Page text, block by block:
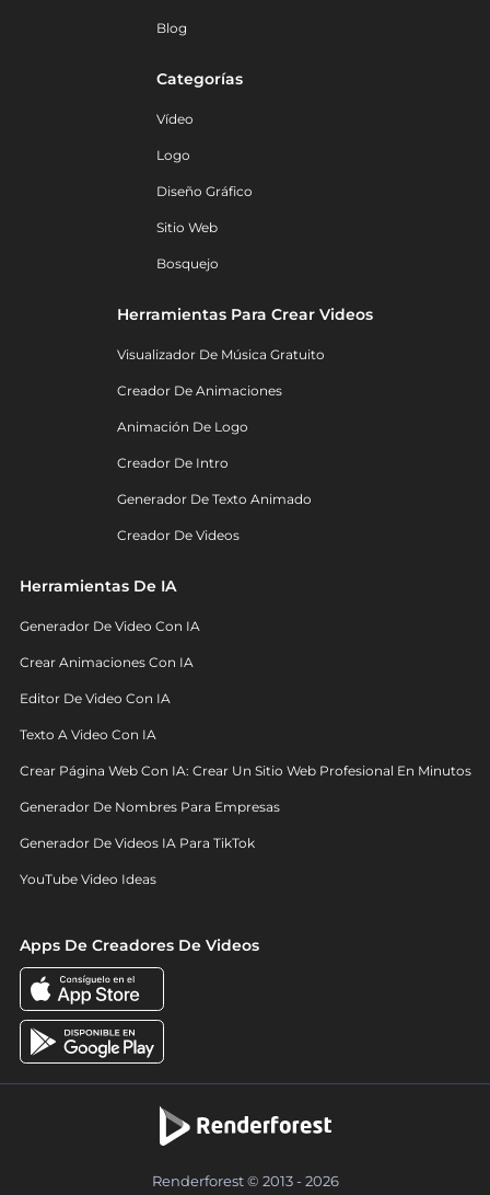
Blog
Categorías
Vídeo
Logo
Diseño Gráfico
Sitio Web
Bosquejo
Herramientas Para Crear Videos
Visualizador De Música Gratuito
Creador De Animaciones
Animación De Logo
Creador De Intro
Generador De Texto Animado
Creador De Videos
Herramientas De IA
Generador De Video Con IA
Crear Animaciones Con IA
Editor De Video Con IA
Texto A Video Con IA
Crear Página Web Con IA: Crear Un Sitio Web Profesional En Minutos
Generador De Nombres Para Empresas
Generador De Videos IA Para TikTok
YouTube Video Ideas
Apps De Creadores De Videos
Renderforest © 2013 - 2026